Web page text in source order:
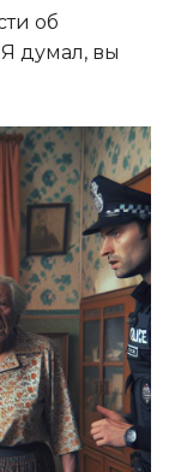
об
Я думал, вы